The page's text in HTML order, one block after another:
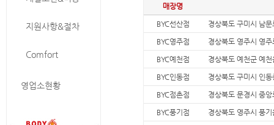
지원사항&절차
Comfort
영업소현황
매장명
BYC선산점 경상북도 구미시 남
BYC영주점 경상북도 영주시 영
BYC예천점 경상북도 예천군 예
BYC인동점 경상북도 구미시 인
BYC점촌점 경상북도 문경시 중
BYC풍기점 경상북도 영주시 풍